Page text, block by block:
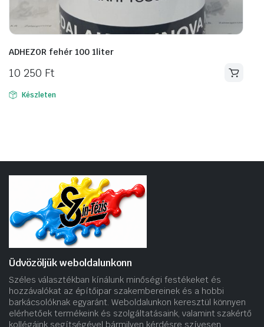
ADHEZOR fehér 100 1liter
10 250 Ft
Készleten
Üdvözöljük weboldalunkonn
Széles választékban kínálunk minőségi festékeket és
hozzávalókat az építőipar szakembereinek és a hobbi
barkácsolóknak egyaránt. Weboldalunkon keresztül könnyen
elérhetőek termékeink és szolgáltatásaink, valamint szakértő
kollégáink segítségével bármilyen kérdésre szívesen